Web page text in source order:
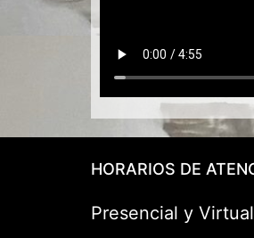
HORARIOS DE
Presencial y Virtual